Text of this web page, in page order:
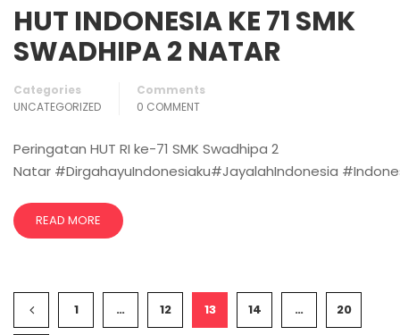
HUT INDONESIA KE 71 SMK
SWADHIPA 2 NATAR
Categories
UNCATEGORIZED
Comments
0 COMMENT
Peringatan HUT RI ke-71 SMK Swadhipa 2
Natar #DirgahayuIndonesiaku#JayalahIndonesia
READ MORE
1 … 12 13 14 … 20